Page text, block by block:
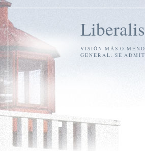
VISIÓN MÁS O
GENERAL. SE